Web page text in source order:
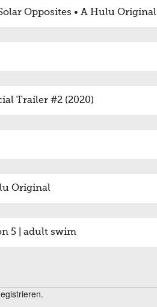
Opposites • A Hulu Original
Trailer #2 (2020)
Original
5 | adult swim